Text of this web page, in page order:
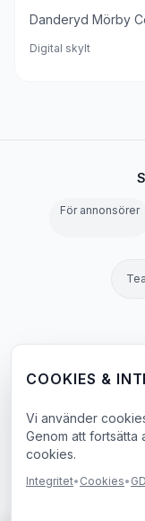
Danderyd Mörby
Digital skylt
För annonsörer
Integritetspolicy
COOKIES &
Vi använder
Genom att
cookies.
Integritet• Cookies•